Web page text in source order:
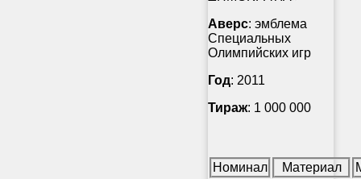
Аверс: эмблема
Специальных
Олимпийских игр
Год: 2011
Тираж: 1 000 000
Номинал Материал